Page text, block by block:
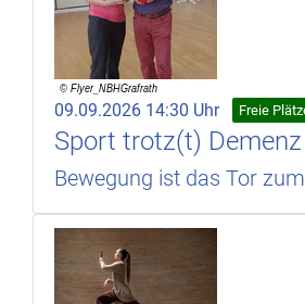
09.09.2026 14:30 Uhr Freie
Sport trotz(t) Demenz
Bewegung ist das Tor